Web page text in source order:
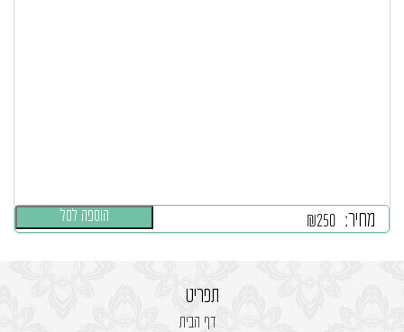
מחיר: ₪250 הוספה לסל
תפריט
דף הבית